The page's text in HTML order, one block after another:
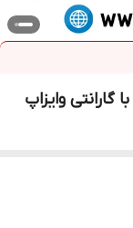
گارانتی وایزاپ